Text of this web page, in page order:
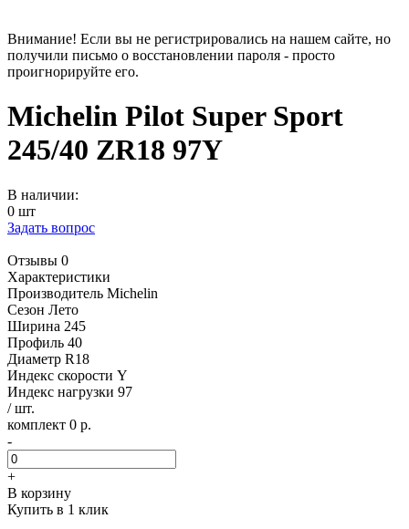
Внимание! Если вы не регистрировались на нашем сайте, но
получили письмо о восстановлении пароля - просто
проигнорируйте его.
Michelin Pilot Super Sport
245/40 ZR18 97Y
В наличии:
0 шт
Задать вопрос
Отзывы 0
Характеристики
Производитель Michelin
Сезон Лето
Ширина 245
Профиль 40
Диаметр R18
Индекс скорости Y
Индекс нагрузки 97
/ шт.
комплект 0 р.
-
+
В корзину
Купить в 1 клик